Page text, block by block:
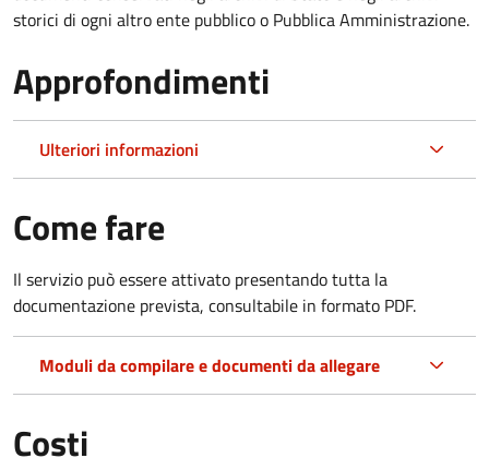
storici di ogni altro ente pubblico o Pubblica Amministrazione.
Approfondimenti
Ulteriori informazioni
Come fare
Il servizio può essere attivato presentando tutta la
documentazione prevista, consultabile in formato PDF.
Moduli da compilare e documenti da allegare
Costi